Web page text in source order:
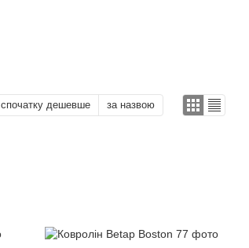
спочатку дешевше за назвою